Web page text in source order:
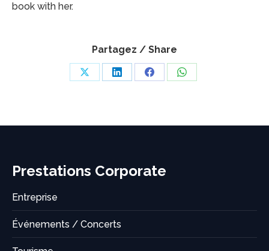
book with her.
Partagez / Share
Share Share Share Share
Prestations Corporate
Entreprise
Événements / Concerts